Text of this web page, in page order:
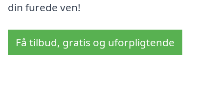
din furede ven!
Få tilbud, gratis og uforpligtende